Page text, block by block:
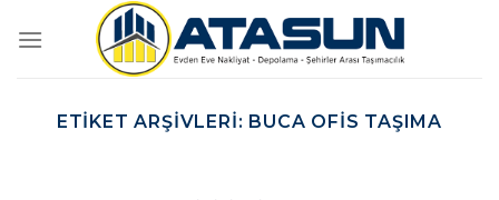
atla
ETIKET ARŞIVLERI: BUCA OFIS TAŞIMA